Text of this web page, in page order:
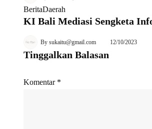
BeritaDaerah
KI Bali Mediasi Sengketa
By sukaitu@gmail.com 12/10/2023
Tinggalkan Balasan
Komentar *